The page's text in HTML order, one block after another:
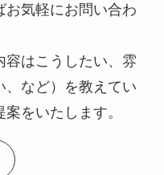
お気軽にお問い合わ
容はこうしたい、雰
、など）を教えてい
をいたします。